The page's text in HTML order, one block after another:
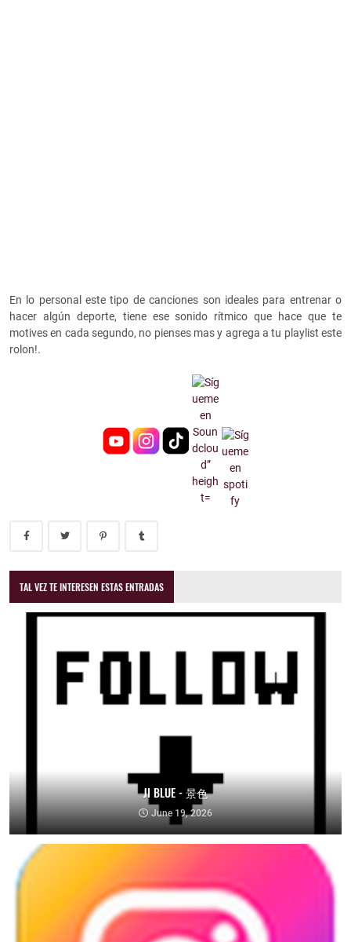
En lo personal este tipo de canciones son ideales para entrenar o
hacer algún deporte, tiene ese sonido rítmico que hace que te
motives en cada segundo, no pienses mas y agrega a tu playlist este
rolon!.
TAL VEZ TE INTERESEN ESTAS ENTRADAS
JI BLUE - 景色
June 19, 2026